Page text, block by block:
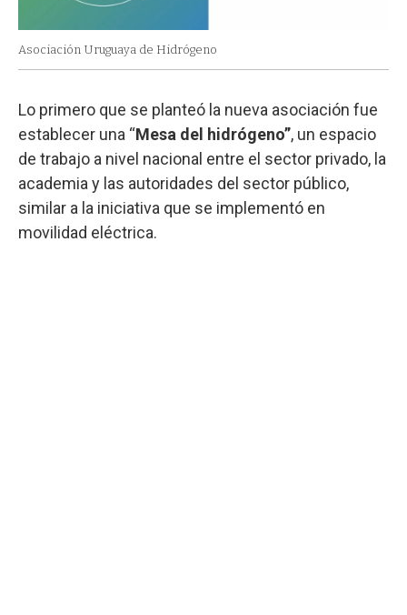
Asociación Uruguaya de Hidrógeno
Lo primero que se planteó la nueva asociación fue
establecer una “Mesa del hidrógeno”, un espacio
de trabajo a nivel nacional entre el sector privado, la
academia y las autoridades del sector público,
similar a la iniciativa que se implementó en
movilidad eléctrica.